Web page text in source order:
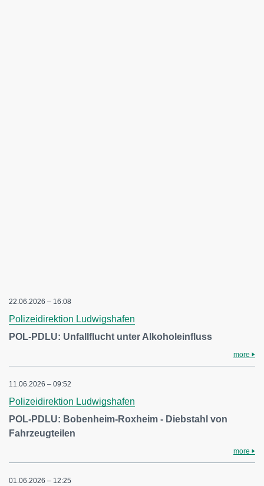
22.06.2026 – 16:08
Polizeidirektion Ludwigshafen
POL-PDLU: Unfallflucht unter Alkoholeinfluss
more
11.06.2026 – 09:52
Polizeidirektion Ludwigshafen
POL-PDLU: Bobenheim-Roxheim - Diebstahl von
Fahrzeugteilen
more
01.06.2026 – 12:25